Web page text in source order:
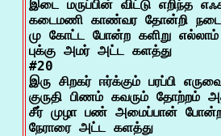
இடை மருப்பின் விட்டு எறிந்த
கடைமணி காண்வர தோன்றி நடை
மு கோட்ட போன்ற களிறு
புக்கு அமர் அட்ட களத்து
#20
இரு சிறகர் ஈர்க்கும் பரப்பி
குருதி பிணம் கவரும் தோற்றம்
சீர் முழா பண் அமைப்பான்
நேராரை அட்ட களத்து